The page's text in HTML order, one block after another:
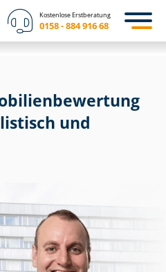
Kostenlose Erstberatung
0158 - 884 916 68
und